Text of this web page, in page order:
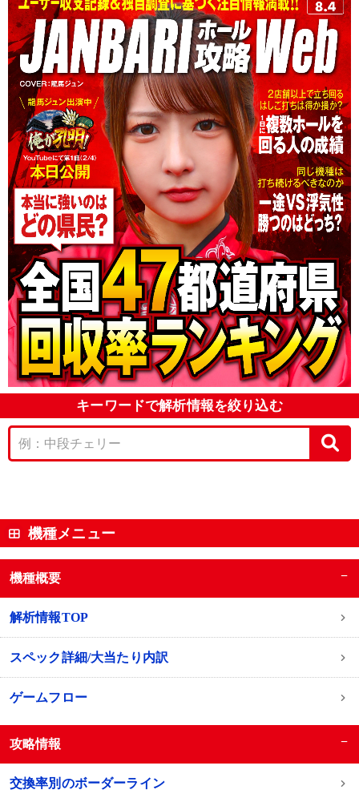
キーワードで解析情報を絞り込む
機種メニュー
機種概要 −
解析情報TOP
スペック詳細/大当たり内訳
ゲームフロー
攻略情報 −
交換率別のボーダーライン